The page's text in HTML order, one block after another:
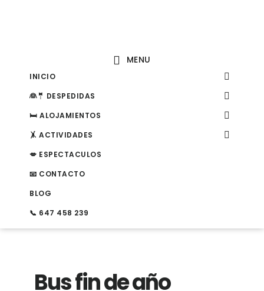
navegación
principal
principal
MENU
INICIO
👰🤵 DESPEDIDAS
🛏️ ALOJAMIENTOS
🤸 ACTIVIDADES
💋 ESPECTACULOS
📧 CONTACTO
BLOG
📞 647 458 239
Bus fin de año